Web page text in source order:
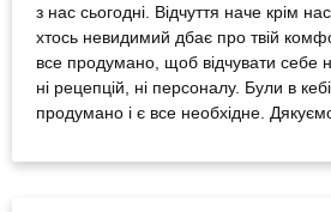
з нас сьогодні. Відчуття наче крім нас
хтось невидимий дбає про твій
все продумано, щоб відчувати себе
ні рецепцій, ні персоналу. Були в
продумано і є все необхідне. Дякуємо